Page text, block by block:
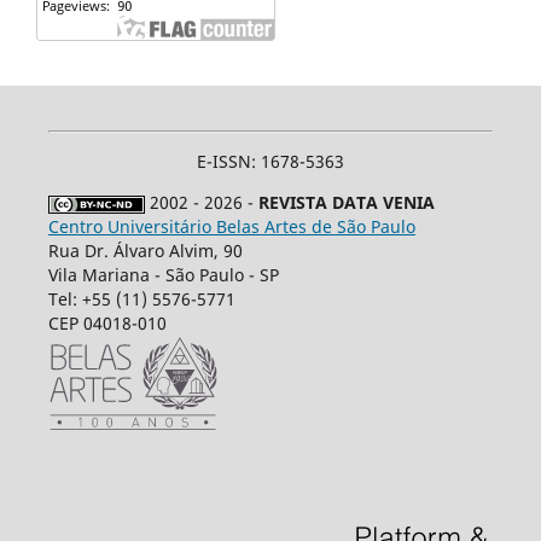
E-ISSN: 1678-5363
2002 - 2026 - REVISTA DATA VENIA
Centro Universitário Belas Artes de São Paulo
Rua Dr. Álvaro Alvim, 90
Vila Mariana - São Paulo - SP
Tel: +55 (11) 5576-5771
CEP 04018-010